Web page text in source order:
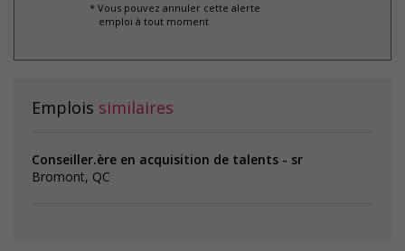
* Vous pouvez annuler cette alerte
emploi à tout moment
Emplois similaires
Conseiller.ère en acquisition de talents - sr
Bromont, QC